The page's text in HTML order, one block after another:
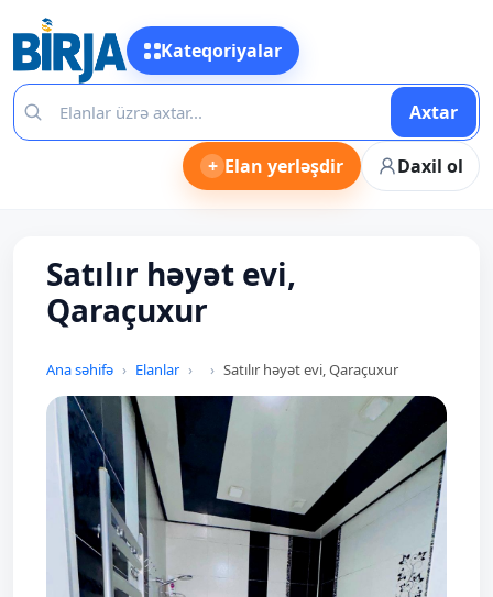
Kateqoriyalar
Axtar
+ Elan yerləşdir Daxil ol
Satılır həyət evi,
Qaraçuxur
Ana səhifə Elanlar Satılır həyət evi, Qaraçuxur